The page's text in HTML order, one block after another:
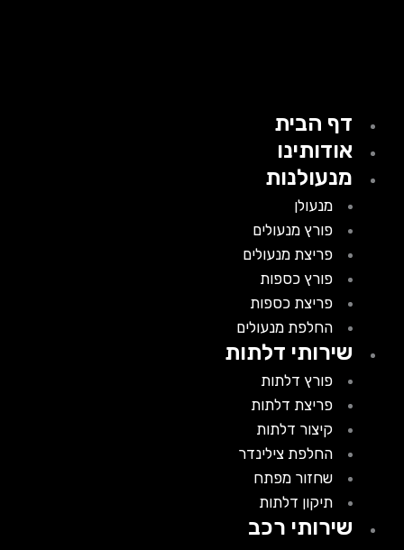
דף הבית
אודותינו
מנעולנות
מנעולן
פורץ מנעולים
פריצת מנעולים
פורץ כספות
פריצת כספות
החלפת מנעולים
שירותי דלתות
פורץ דלתות
פריצת דלתות
קיצור דלתות
החלפת צילינדר
שחזור מפתח
תיקון דלתות
שירותי רכב